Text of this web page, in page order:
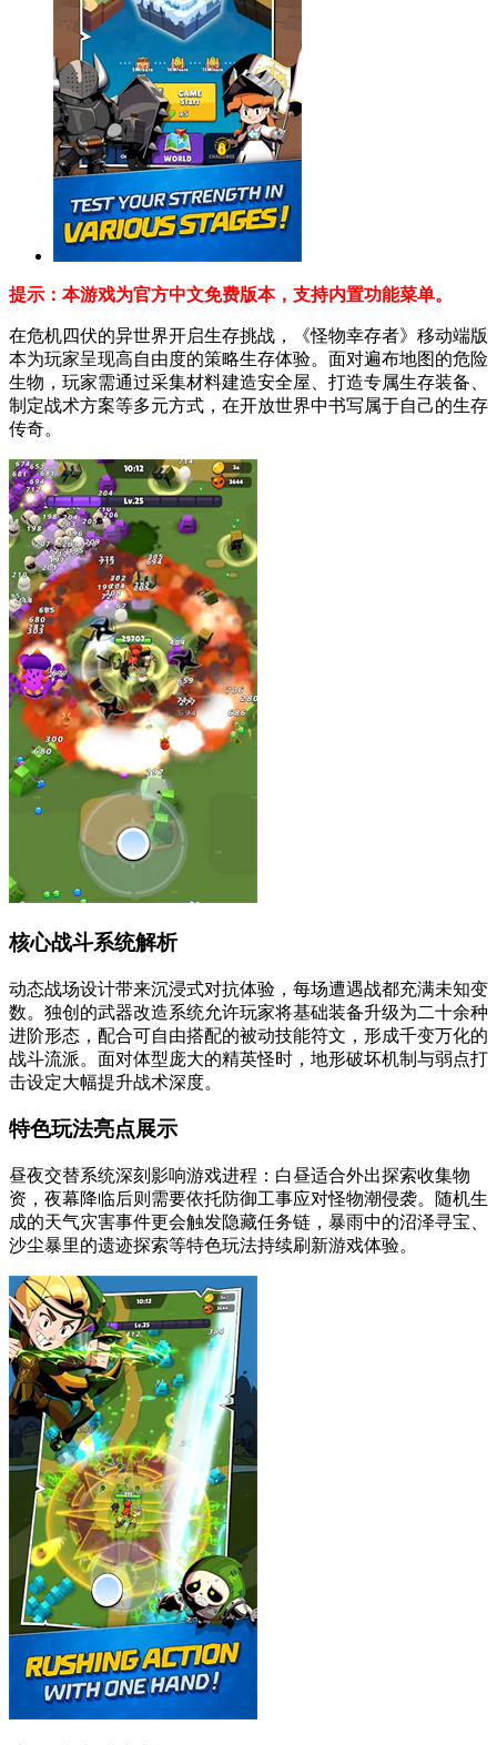
提示：本游戏为官方中文免费版本，支持内置功能菜单。
在危机四伏的异世界开启生存挑战，《怪物幸存者》移动端版
本为玩家呈现高自由度的策略生存体验。面对遍布地图的危险
生物，玩家需通过采集材料建造安全屋、打造专属生存装备、
制定战术方案等多元方式，在开放世界中书写属于自己的生存
传奇。
核心战斗系统解析
动态战场设计带来沉浸式对抗体验，每场遭遇战都充满未知变
数。独创的武器改造系统允许玩家将基础装备升级为二十余种
进阶形态，配合可自由搭配的被动技能符文，形成千变万化的
战斗流派。面对体型庞大的精英怪时，地形破坏机制与弱点打
击设定大幅提升战术深度。
特色玩法亮点展示
昼夜交替系统深刻影响游戏进程：白昼适合外出探索收集物
资，夜幕降临后则需要依托防御工事应对怪物潮侵袭。随机生
成的天气灾害事件更会触发隐藏任务链，暴雨中的沼泽寻宝、
沙尘暴里的遗迹探索等特色玩法持续刷新游戏体验。